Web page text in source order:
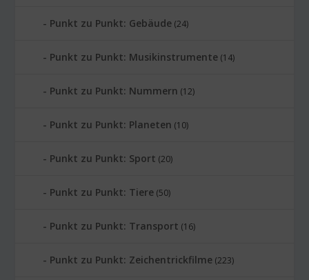
Punkt zu Punkt: Gebäude (24)
Punkt zu Punkt: Musikinstrumente (14)
Punkt zu Punkt: Nummern (12)
Punkt zu Punkt: Planeten (10)
Punkt zu Punkt: Sport (20)
Punkt zu Punkt: Tiere (50)
Punkt zu Punkt: Transport (16)
Punkt zu Punkt: Zeichentrickfilme (223)